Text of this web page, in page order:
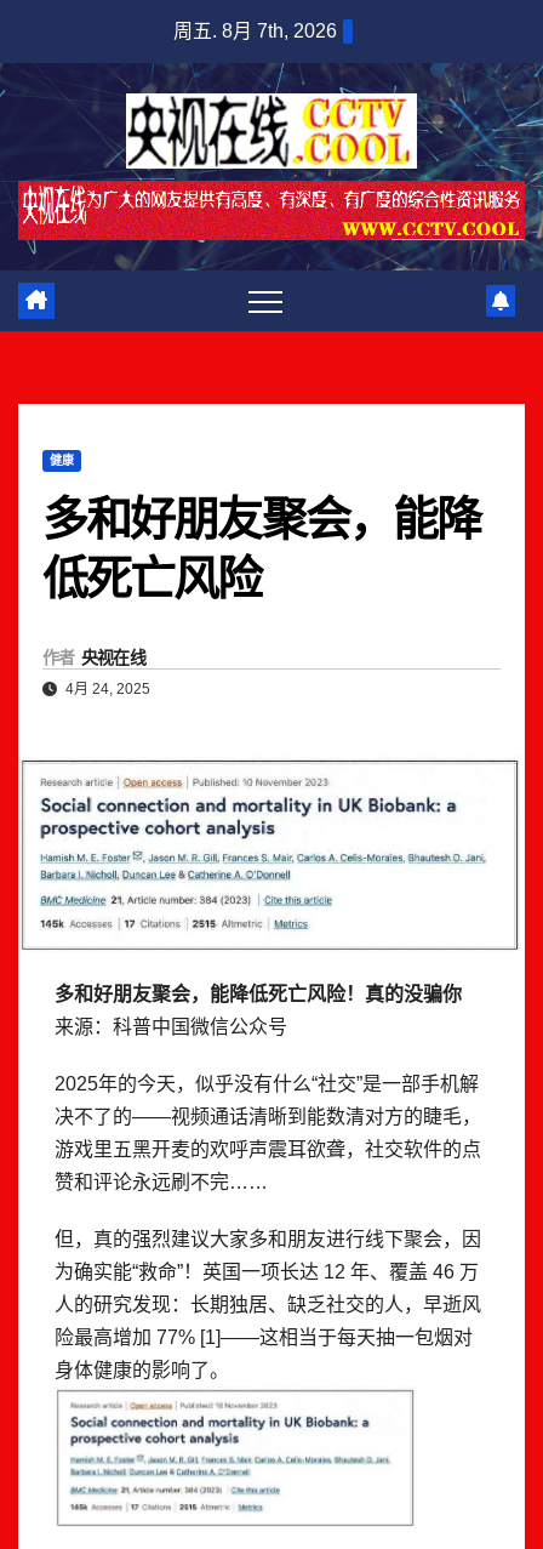
内
周五. 8月 7th, 2026
健康
多和好朋友聚会，能降
低死亡风险
作者 央视在线
4月 24, 2025
多和好朋友聚会，能降低死亡风险！真的没骗你
来源：科普中国微信公众号
2025年的今天，似乎没有什么“社交”是一部手机解
决不了的——视频通话清晰到能数清对方的睫毛，
游戏里五黑开麦的欢呼声震耳欲聋，社交软件的点
赞和评论永远刷不完……
但，真的强烈建议大家多和朋友进行线下聚会，因
为确实能“救命”！英国一项长达 12 年、覆盖 46 万
人的研究发现：长期独居、缺乏社交的人，早逝风
险最高增加 77% [1]——这相当于每天抽一包烟对
身体健康的影响了。